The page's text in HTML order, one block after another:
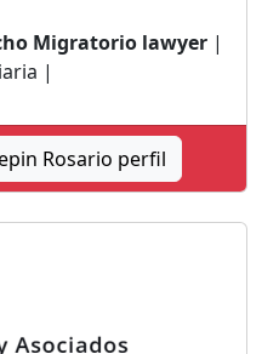
Migratorio lawyer|
|
Rosario perfil